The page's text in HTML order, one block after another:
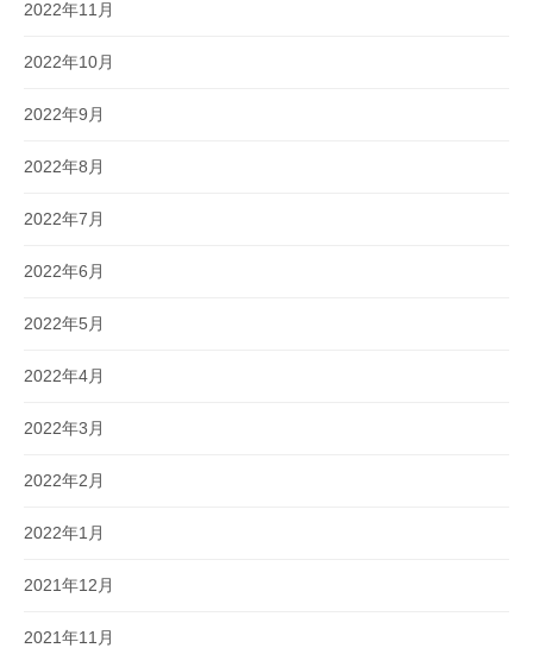
2022年11月
2022年10月
2022年9月
2022年8月
2022年7月
2022年6月
2022年5月
2022年4月
2022年3月
2022年2月
2022年1月
2021年12月
2021年11月